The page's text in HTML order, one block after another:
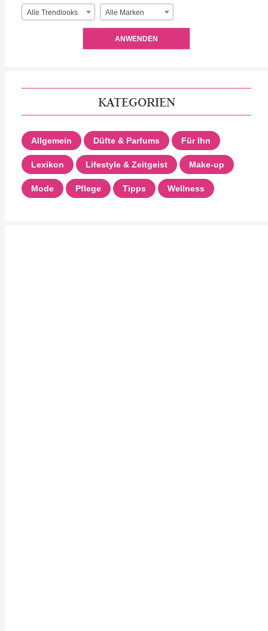
Alle Trendlooks Alle Marken
ANWENDEN
KATEGORIEN
Allgemein Düfte & Parfums Für Ihn
Lexikon Lifestyle & Zeitgeist Make-up
Mode Pflege Tipps Wellness